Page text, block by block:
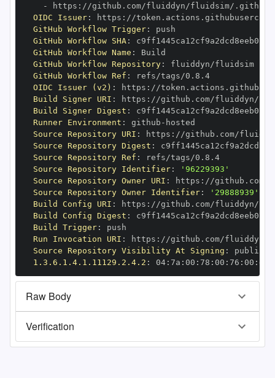
-
https :
OIDC Issuer: https :
GitHub Workflow Trigger:
GitHub Workflow SHA:
GitHub Workflow Name :
GitHub Workflow Repository:
fluiddyn/fluidsim
GitHub Workflow Ref :
refs/tags/0.8.4
OIDC Issuer (v2) : https :
Build Signer URI : https :
Build Signer Digest :
Runner Environment : github -
Source Repository URI : https :
Source Repository Digest :
Source Repository Ref :
refs/tags/0.8.4
Source Repository Identifier:
'96229393'
Source Repository Owner URI : https :
Source Repository Owner Identifier:
'29888939'
Build Config URI : https :
Build Config Digest :
Build Trigger:
Run Invocation URI : https :
Source Repository Visibility At Signing :
1.3.6.1.4.1.11129.2.4.2 : 04: 7a : 00 : 78 : 00 : 76 : 00 : dd
Raw Body
Verification